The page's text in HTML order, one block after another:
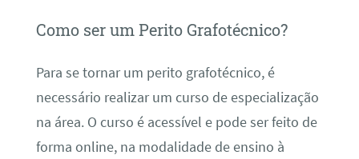
Como ser um Perito Grafotécnico?
Para se tornar um perito grafotécnico, é
necessário realizar um curso de especialização
na área. O curso é acessível e pode ser feito de
forma online, na modalidade de ensino à